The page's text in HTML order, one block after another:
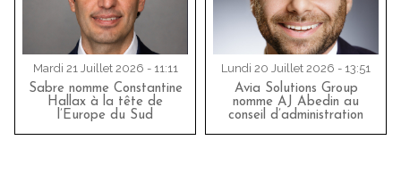
Mardi 21 Juillet 2026 - 11:11
Sabre nomme Constantine
Hallax à la tête de
l’Europe du Sud
Lundi 20 Juillet 2026 - 13:51
Avia Solutions Group
nomme AJ Abedin au
conseil d’administration